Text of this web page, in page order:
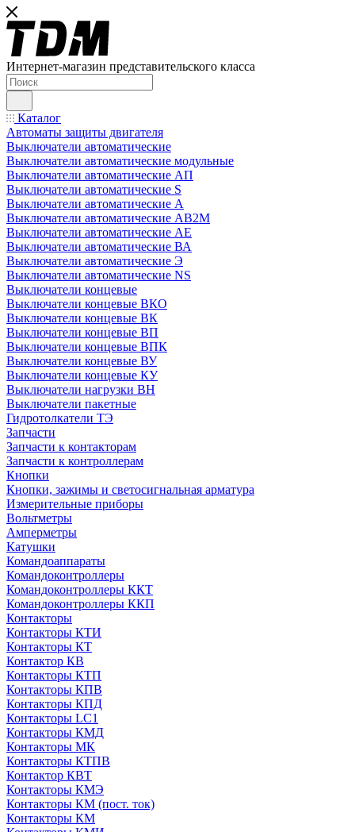
Интернет-магазин представительского класса
Каталог
Автоматы защиты двигателя
Выключатели автоматические
Выключатели автоматические модульные
Выключатели автоматические АП
Выключатели автоматические S
Выключатели автоматические А
Выключатели автоматические АВ2М
Выключатели автоматические АЕ
Выключатели автоматические ВА
Выключатели автоматические Э
Выключатели автоматические NS
Выключатели концевые
Выключатели концевые ВКО
Выключатели концевые ВК
Выключатели концевые ВП
Выключатели концевые ВПК
Выключатели концевые ВУ
Выключатели концевые КУ
Выключатели нагрузки ВН
Выключатели пакетные
Гидротолкатели ТЭ
Запчасти
Запчасти к контакторам
Запчасти к контроллерам
Кнопки
Кнопки, зажимы и светосигнальная арматура
Измерительные приборы
Вольтметры
Амперметры
Катушки
Командоаппараты
Командоконтроллеры
Командоконтроллеры ККТ
Командоконтроллеры ККП
Контакторы
Контакторы КТИ
Контакторы КТ
Контактор КВ
Контакторы КТП
Контакторы КПВ
Контакторы КПД
Контакторы LC1
Контакторы КМД
Контакторы МК
Контакторы КТПВ
Контактор КВТ
Контакторы КМЭ
Контакторы КМ (пост. ток)
Контакторы КМ